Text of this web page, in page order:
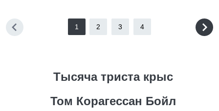
1 2 3 4
Тысяча триста крыс
Том Корагессан Бойл